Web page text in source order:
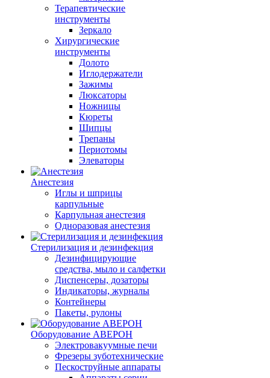
Терапевтические
инструменты
Зеркало
Хирургические
инструменты
Долото
Иглодержатели
Зажимы
Люксаторы
Ножницы
Кюреты
Шипцы
Трепаны
Периотомы
Элеваторы
Анестезия
Иглы и шприцы
карпульные
Карпульная анестезия
Одноразовая анестезия
Стерилизация и дезинфекция
Дезинфицирующие
средства, мыло и салфетки
Диспенсеры, дозаторы
Индикаторы, журналы
Контейнеры
Пакеты, рулоны
Оборудование АВЕРОН
Электровакуумные печи
Фрезеры зуботехнические
Пескоструйные аппараты